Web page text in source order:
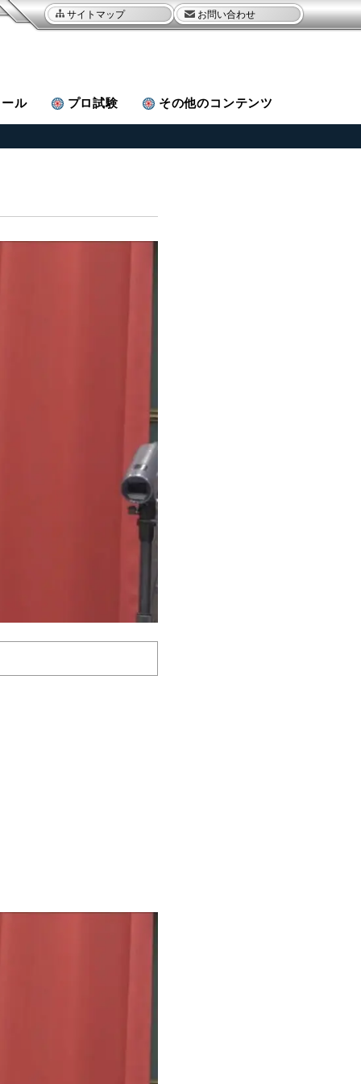
サイトマップ お問い合わせ
ル プロ試験 その他のコンテンツ